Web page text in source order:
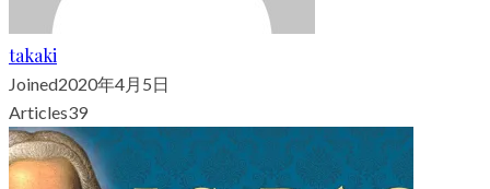
takaki
Joined2020年4月5日
Articles39